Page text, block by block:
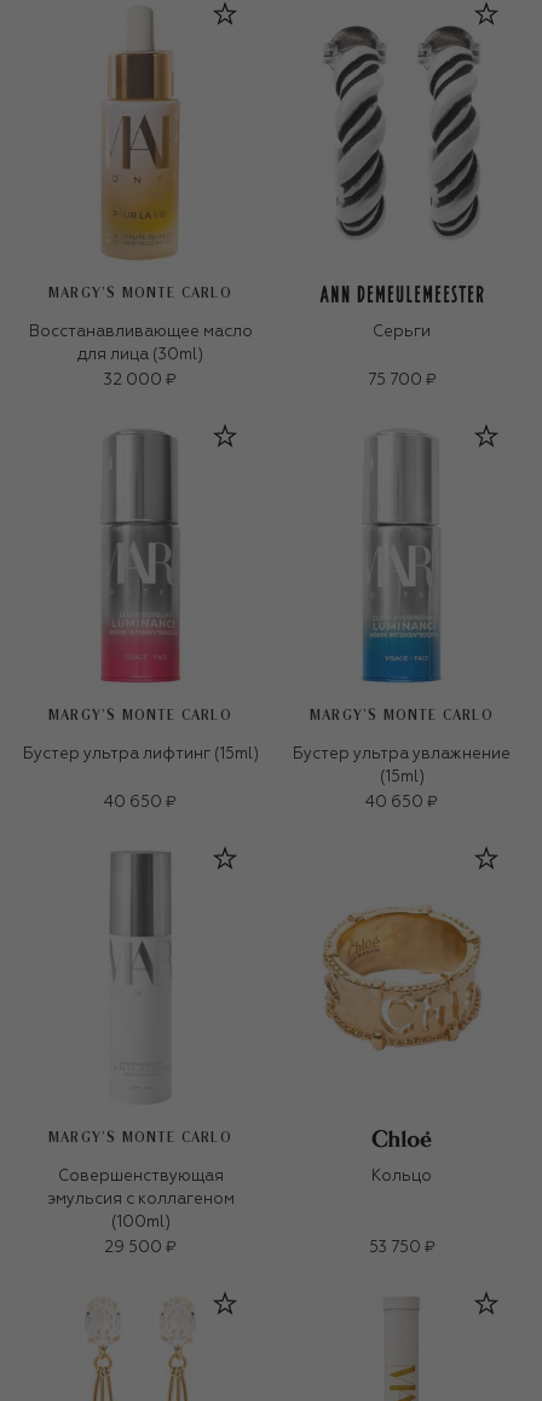
MARGY’S MONTE CARLO
Восстанавливающее масло
для лица (30ml)
32 000 ₽
Серьги
75 700 ₽
MARGY’S MONTE CARLO
Бустер ультра лифтинг (15ml)
40 650 ₽
MARGY’S MONTE CARLO
Бустер ультра увлажнение
(15ml)
40 650 ₽
MARGY’S MONTE CARLO
Совершенствующая
эмульсия с коллагеном
(100ml)
29 500 ₽
Кольцо
53 750 ₽